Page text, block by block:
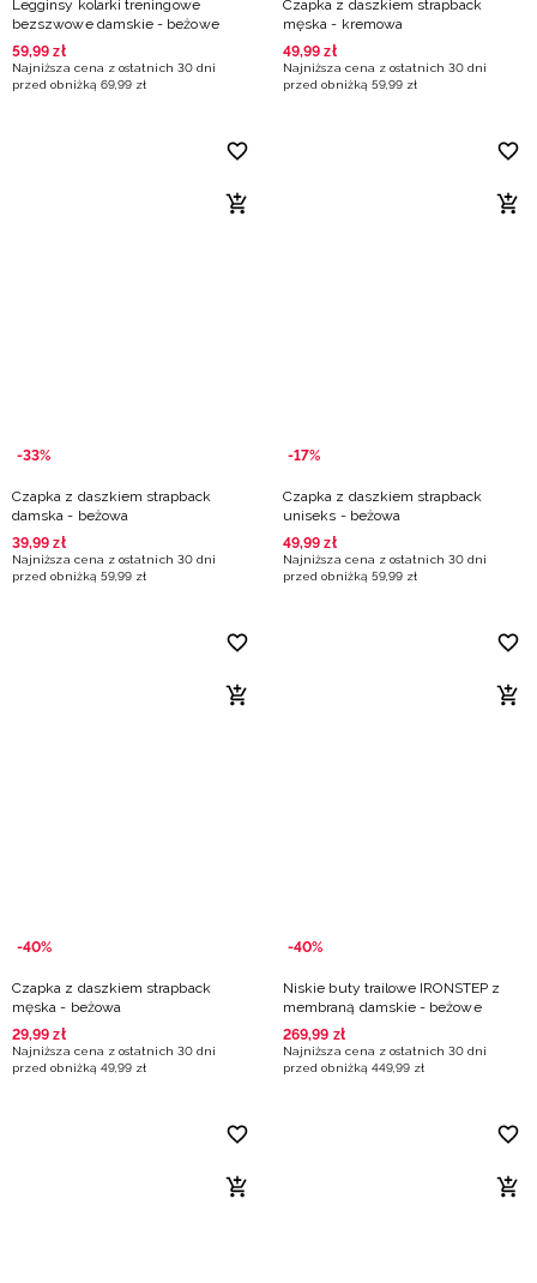
Legginsy kolarki treningowe
bezszwowe damskie - beżowe
59,99 zł
Najniższa cena z ostatnich 30 dni
przed obniżką 69,99 zł
Czapka z daszkiem strapback
męska - kremowa
49,99 zł
Najniższa cena z ostatnich 30 dni
przed obniżką 59,99 zł
-33%
Czapka z daszkiem strapback
damska - beżowa
39,99 zł
Najniższa cena z ostatnich 30 dni
przed obniżką 59,99 zł
-17%
Czapka z daszkiem strapback
uniseks - beżowa
49,99 zł
Najniższa cena z ostatnich 30 dni
przed obniżką 59,99 zł
-40%
Czapka z daszkiem strapback
męska - beżowa
29,99 zł
Najniższa cena z ostatnich 30 dni
przed obniżką 49,99 zł
-40%
Niskie buty trailowe IRONSTEP z
membraną damskie - beżowe
269,99 zł
Najniższa cena z ostatnich 30 dni
przed obniżką 449,99 zł